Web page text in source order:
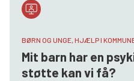
BØRN OG UNGE, HJÆLP I
Mit barn har en
støtte kan vi få?